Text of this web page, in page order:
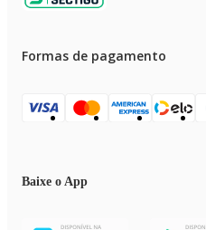
Formas de pagamento
Baixe o App